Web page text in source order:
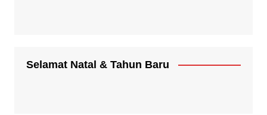
Selamat Natal & Tahun Baru